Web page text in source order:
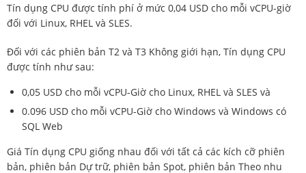
Tín dụng CPU được tính phí ở mức 0,04 USD cho mỗi vCPU-giờ
đối với Linux, RHEL và SLES.
Đối với các phiên bản T2 và T3 Không giới hạn, Tín dụng CPU
được tính như sau:
0,05 USD cho mỗi vCPU-Giờ cho Linux, RHEL và SLES và
0.096 USD cho mỗi vCPU-Giờ cho Windows và Windows có
SQL Web
Giá Tín dụng CPU giống nhau đối với tất cả các kích cỡ phiên
bản, phiên bản Dự trữ, phiên bản Spot, phiên bản Theo nhu